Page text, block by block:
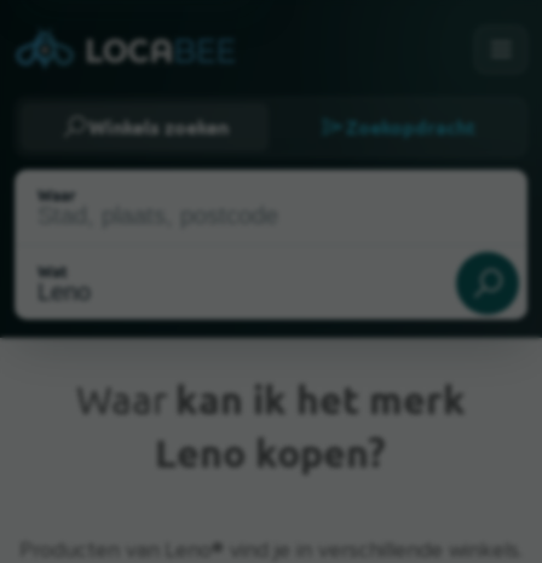
Winkels zoeken Zoekopdracht
Waar
Wat
Huidige locatie
Waar kan ik het merk
Leno kopen?
Producten van Leno® vind je in verschillende winkels.